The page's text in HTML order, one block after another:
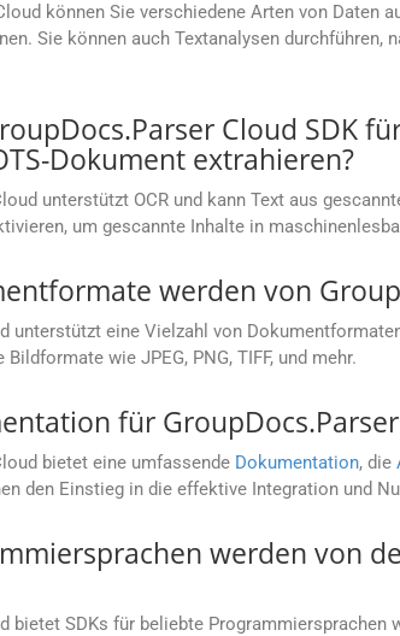
können Sie verschiedene Arten von Daten
Sie können auch Textanalysen
Cloud SDK
Dokument extrahieren?
unterstützt OCR und kann Text aus
um gescannte Inhalte in
werden von
unterstützt eine Vielzahl von
Bildformate wie JPEG, PNG, TIFF, und mehr.
für
bietet eine umfassende Dokumentation, die
den Einstieg in die effektive Integration und
werden von
bietet SDKs für beliebte Programmiersprachen